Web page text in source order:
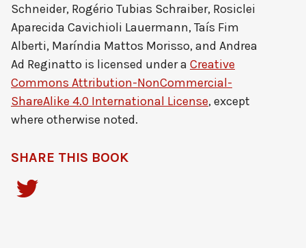
Schneider, Rogério Tubias Schraiber, Rosiclei
Aparecida Cavichioli Lauermann, Taís Fim
Alberti, Maríndia Mattos Morisso, and Andrea
Ad Reginatto is licensed under a Creative
Commons Attribution-NonCommercial-
ShareAlike 4.0 International License, except
where otherwise noted.
SHARE THIS BOOK